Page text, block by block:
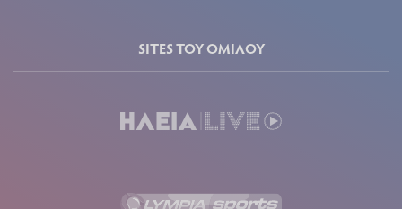
SITES ΤΟΥ ΟΜΙΛΟΥ